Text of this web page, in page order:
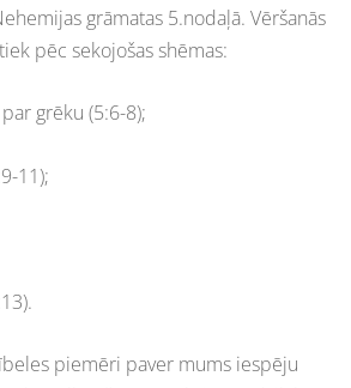
grāmatas 5.nodaļā. Vēršanās
pēc sekojošas shēmas:
grēku (5:6-8);
11);
piemēri paver mums iespēju